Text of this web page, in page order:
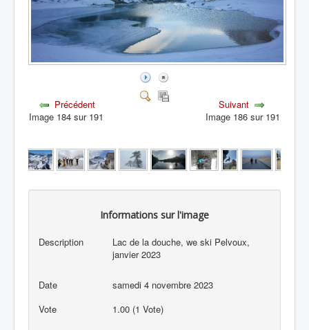
Précédent
Image 184 sur 191
Suivant
Image 186 sur 191
Informations sur l'image
Description
Lac de la douche, we ski Pelvoux,
janvier 2023
Date
samedi 4 novembre 2023
Vote
1.00 (1 Vote)